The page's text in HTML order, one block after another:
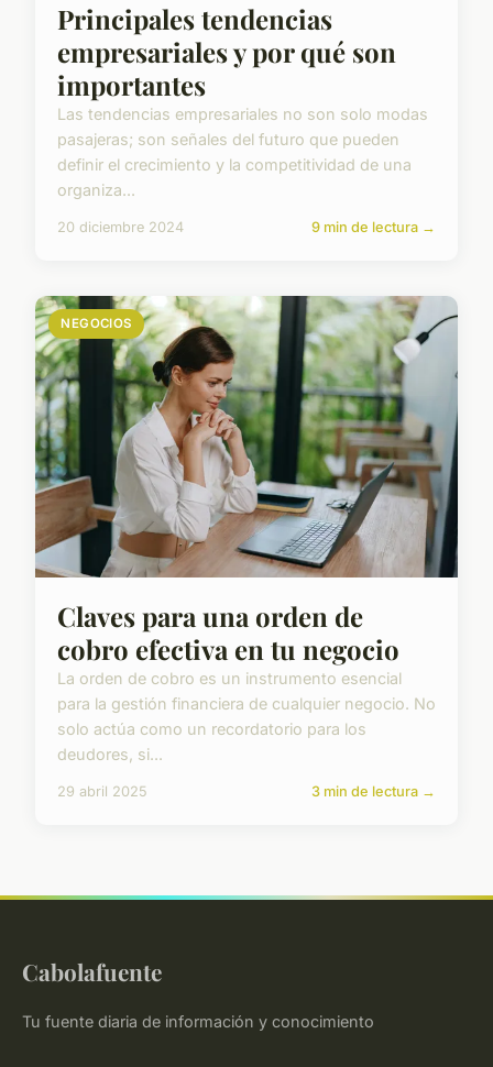
Principales tendencias
empresariales y por qué son
importantes
Las tendencias empresariales no son solo modas
pasajeras; son señales del futuro que pueden
definir el crecimiento y la competitividad de una
organiza...
20 diciembre 2024 9 min de lectura →
NEGOCIOS
Claves para una orden de
cobro efectiva en tu negocio
La orden de cobro es un instrumento esencial
para la gestión financiera de cualquier negocio. No
solo actúa como un recordatorio para los
deudores, si...
29 abril 2025 3 min de lectura →
Cabolafuente
Tu fuente diaria de información y conocimiento